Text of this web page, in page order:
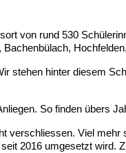
von rund 530
stehen hinter diesem
So finden übers
verschliessen. Viel
2016 umgesetzt